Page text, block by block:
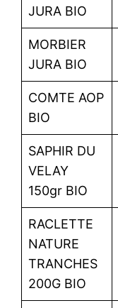
JURA BIO
MORBIER
JURA BIO
COMTE AOP
BIO
SAPHIR DU
VELAY
150gr BIO
RACLETTE
NATURE
TRANCHES
200G BIO